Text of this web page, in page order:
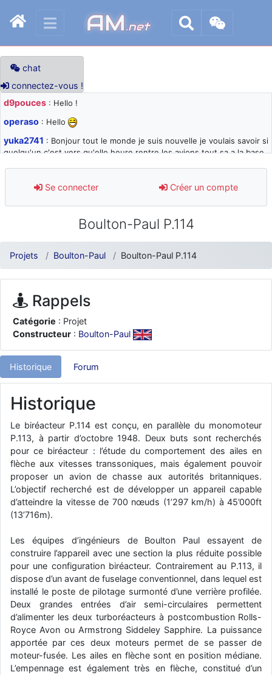
AM.net
chat
connectez-vous !
d9pouces : Hello !
operaso : Hello
yuka2741 : Bonjour tout le monde je suis nouvelle je voulais savoir si
quelqu'un c'est vers qu'elle heure rentre les avions tout sa a la base
d9pouces: désolé pour les quelques blocages du site ces derniers
jours : je teste des méthodes contre le spam et les bots trop nocifs
: Super, la nouvelle bannière
d9pouces
: je suis un avion@,._,+ > lesquels ? je ne suis pas sûr de
comprendre
d9pouces: ouakamois > si tu parles du sujet sur l'Armée de l'Air,
bien sûr que oui !
je suis un avion@,._,+
moi et quelques avions n'ont pas les mêmes noms qu'aujourd'hui
: Bonjourà toutes et à tous.en espérantque ces
quelques images du Pays Basque vous auront plu ; Agur…
d9pouces: Je me rattraperai à la Ferté samedi
fox_50: Bonjour, certains parmis vous étaient-ils présent au
meeting de Lann Bihoué de 2026 ?
cachée dans les pins: Coucou et excellente année 2026 à tous et
au site!
jericho : Bonne année et tous mes meilleurs voeux à tous pour
2026 !
little boy: je vous souhaite un bon réveillon pour cette nouvelle
année!
et de bonnes fêtes de fin d'année.
d9pouces: Joyeux Noël à tous !
d9pouces: mais tu peux tenter l'un des rares lycées militaires
comme le Prytanée dans la Sarthe, ça ne peut pas faire de mal !
d9pouces
: C'est plutôt après le lycée, voire après une prépa
scientifique, tu as donc encore un peu de temps devant toi
yaellerigolow: bonjour a tous je suis un élève de première
passionnée par l'aviation militaire , pourrais je savoir que faire après
le lycée pour s'orienter et pouvoir devenir officier de l'armée de l'air?
Se connecter Créer un compte
Boulton-Paul P.114
Projets Boulton-Paul Boulton-Paul P.114
Rappels
Catégorie : Projet
Constructeur : Boulton-Paul
Historique Forum
Historique
Le biréacteur P.114 est conçu, en parallèle du monomoteur
P.113, à partir d’octobre 1948. Deux buts sont recherchés
pour ce biréacteur : l’étude du comportement des ailes en
flèche aux vitesses transsoniques, mais également pouvoir
proposer un avion de chasse aux autorités britanniques.
L’objectif recherché est de développer un appareil capable
d’atteindre la vitesse de 700 nœuds (1’297 km/h) à 45’000ft
(13’716m).
Les équipes d’ingénieurs de Boulton Paul essayent de
construire l’appareil avec une section la plus réduite possible
pour une configuration biréacteur. Contrairement au P.113, il
dispose d’un avant de fuselage conventionnel, dans lequel est
installé le poste de pilotage surmonté d’une verrière profilée.
Deux grandes entrées d’air semi-circulaires permettent
d’alimenter les deux turboréacteurs à postcombustion Rolls-
Royce Avon ou Armstrong Siddeley Sapphire. La puissance
apportée par ces deux moteurs permet de se passer de
moteur-fusée. Les ailes en flèche sont en position médiane.
L’empennage est également très en flèche, constitué d’un